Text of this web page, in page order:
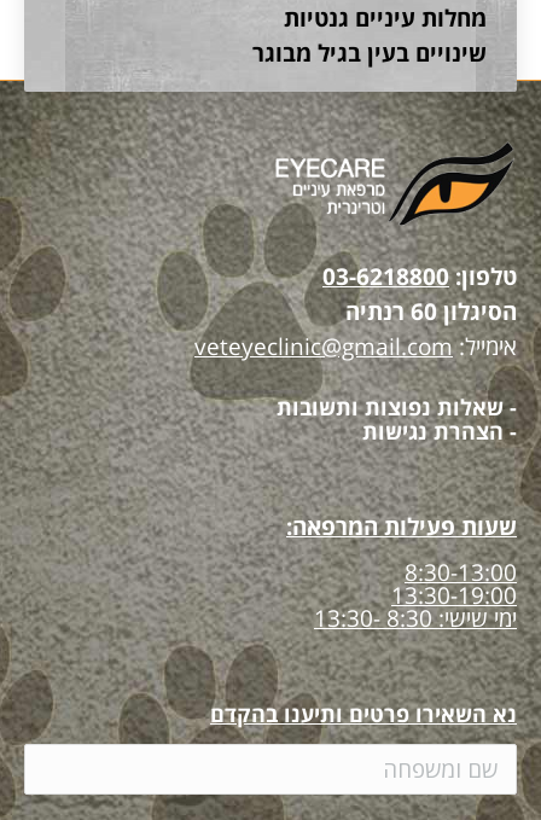
מחלות עיניים גנטיות
שינויים בעין בגיל מבוגר
טלפון:03-6218800
הסיגלון 60 רנתיה
אימייל:veteyeclinic@gmail.com
- שאלות נפוצות ותשובות
- הצהרת נגישות
שעות פעילות המרפאה:
8:30-13:00
13:30-19:00
ימי שישי: 8:30 -13:30
נא השאירו פרטים ותיענו בהקדם